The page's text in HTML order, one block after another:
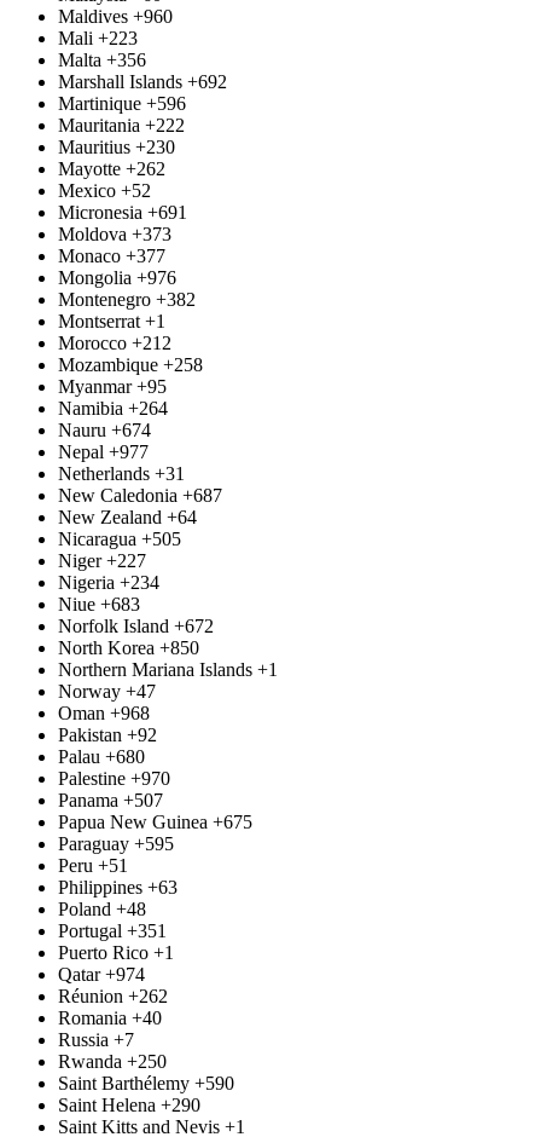
Maldives +960
Mali +223
Malta +356
Marshall Islands +692
Martinique +596
Mauritania +222
Mauritius +230
Mayotte +262
Mexico +52
Micronesia +691
Moldova +373
Monaco +377
Mongolia +976
Montenegro +382
Montserrat +1
Morocco +212
Mozambique +258
Myanmar +95
Namibia +264
Nauru +674
Nepal +977
Netherlands +31
New Caledonia +687
New Zealand +64
Nicaragua +505
Niger +227
Nigeria +234
Niue +683
Norfolk Island +672
North Korea +850
Northern Mariana Islands +1
Norway +47
Oman +968
Pakistan +92
Palau +680
Palestine +970
Panama +507
Papua New Guinea +675
Paraguay +595
Peru +51
Philippines +63
Poland +48
Portugal +351
Puerto Rico +1
Qatar +974
Réunion +262
Romania +40
Russia +7
Rwanda +250
Saint Barthélemy +590
Saint Helena +290
Saint Kitts and Nevis +1